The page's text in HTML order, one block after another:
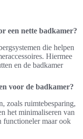
een nette badkamer?
die helpen
Hiermee
en de badkamer
voor de badkamer?
zoals ruimtebesparing,
het minimaliseren van
functioneler maar ook